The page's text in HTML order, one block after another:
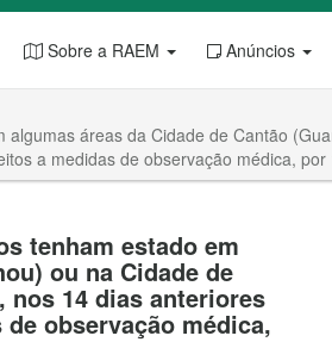
Sobre a RAEM Anúncios
áreas da Cidade de Cantão
a medidas de observação médica, por
tenham estado em
ou na Cidade de
nos 14 dias anteriores
observação médica,